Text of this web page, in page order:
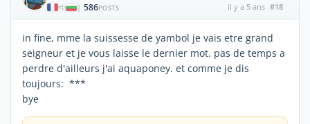
| 586POSTS il y a 5 ans #18
in fine, mme la suissesse de yambol je vais etre grand
seigneur et je vous laisse le dernier mot. pas de temps a
perdre d'ailleurs j'ai aquaponey. et comme je dis
toujours: ***
bye